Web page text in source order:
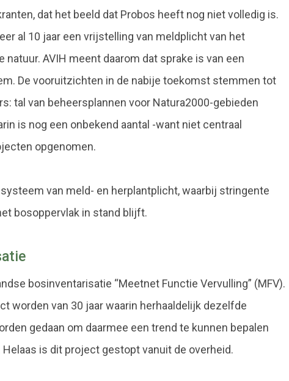
dat het beeld dat Probos heeft nog niet volledig is.
al 10 jaar een vrijstelling van meldplicht van het
natuur. AVIH meent daarom dat sprake is van een
De vooruitzichten in de nabije toekomst stemmen tot
tal van beheersplannen voor Natura2000-gebieden
is nog een onbekend aantal -want niet centraal
opgenomen.
van meld- en herplantplicht, waarbij stringente
bosoppervlak in stand blijft.
bosinventarisatie “Meetnet Functie Vervulling” (MFV).
worden van 30 jaar waarin herhaaldelijk dezelfde
gedaan om daarmee een trend te kunnen bepalen
is dit project gestopt vanuit de overheid.